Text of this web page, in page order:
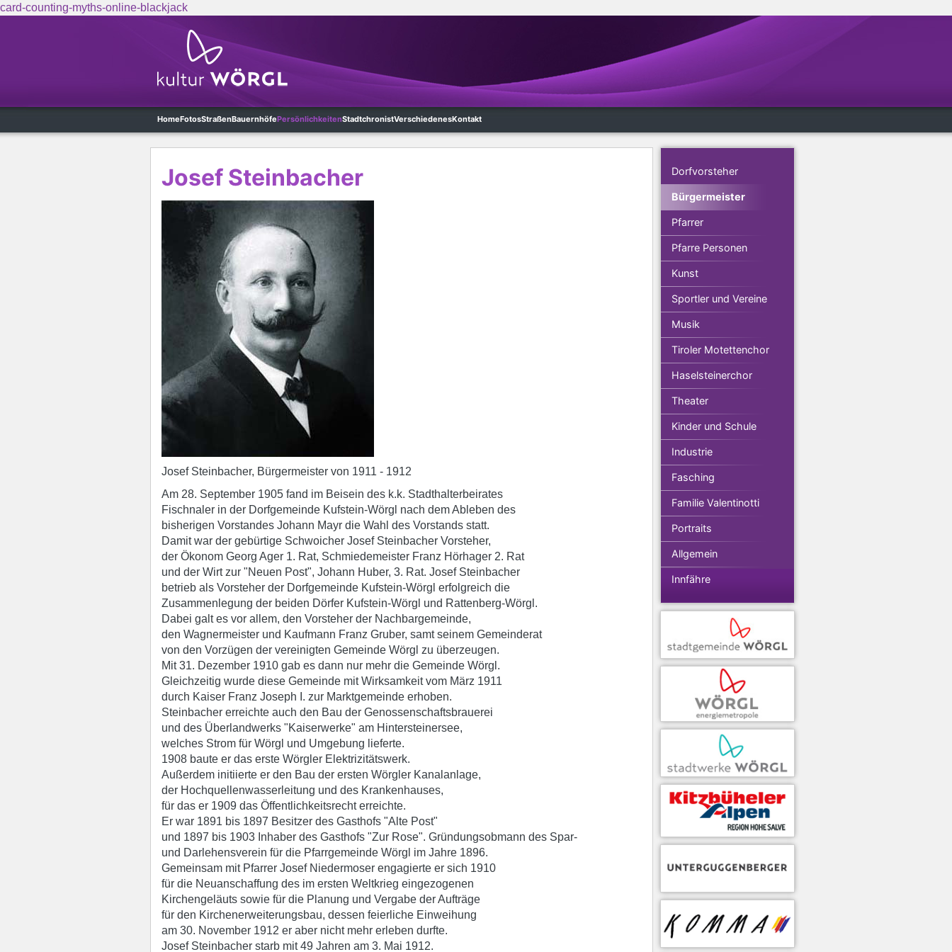
card-counting-myths-online-blackjack
HomeFotosStraßenBauernhöfePersönlichkeitenStadtchronistVerschiedenesKontakt
Josef Steinbacher
Josef Steinbacher, Bürgermeister von 1911 - 1912
Am 28. September 1905 fand im Beisein des k.k. Stadthalterbeirates
Fischnaler in der Dorfgemeinde Kufstein-Wörgl nach dem Ableben des
bisherigen Vorstandes Johann Mayr die Wahl des Vorstands statt.
Damit war der gebürtige Schwoicher Josef Steinbacher Vorsteher,
der Ökonom Georg Ager 1. Rat, Schmiedemeister Franz Hörhager 2. Rat
und der Wirt zur "Neuen Post", Johann Huber, 3. Rat. Josef Steinbacher
betrieb als Vorsteher der Dorfgemeinde Kufstein-Wörgl erfolgreich die
Zusammenlegung der beiden Dörfer Kufstein-Wörgl und Rattenberg-Wörgl.
Dabei galt es vor allem, den Vorsteher der Nachbargemeinde,
den Wagnermeister und Kaufmann Franz Gruber, samt seinem Gemeinderat
von den Vorzügen der vereinigten Gemeinde Wörgl zu überzeugen.
Mit 31. Dezember 1910 gab es dann nur mehr die Gemeinde Wörgl.
Gleichzeitig wurde diese Gemeinde mit Wirksamkeit vom März 1911
durch Kaiser Franz Joseph I. zur Marktgemeinde erhoben.
Steinbacher erreichte auch den Bau der Genossenschaftsbrauerei
und des Überlandwerks "Kaiserwerke" am Hintersteinersee,
welches Strom für Wörgl und Umgebung lieferte.
1908 baute er das erste Wörgler Elektrizitätswerk.
Außerdem initiierte er den Bau der ersten Wörgler Kanalanlage,
der Hochquellenwasserleitung und des Krankenhauses,
für das er 1909 das Öffentlichkeitsrecht erreichte.
Er war 1891 bis 1897 Besitzer des Gasthofs "Alte Post"
und 1897 bis 1903 Inhaber des Gasthofs "Zur Rose". Gründungsobmann des Spar-
und Darlehensverein für die Pfarrgemeinde Wörgl im Jahre 1896.
Gemeinsam mit Pfarrer Josef Niedermoser engagierte er sich 1910
für die Neuanschaffung des im ersten Weltkrieg eingezogenen
Kirchengeläuts sowie für die Planung und Vergabe der Aufträge
für den Kirchenerweiterungsbau, dessen feierliche Einweihung
am 30. November 1912 er aber nicht mehr erleben durfte.
Josef Steinbacher starb mit 49 Jahren am 3. Mai 1912.
Dorfvorsteher
Bürgermeister
Pfarrer
Pfarre Personen
Kunst
Sportler und Vereine
Musik
Tiroler Motettenchor
Haselsteinerchor
Theater
Kinder und Schule
Industrie
Fasching
Familie Valentinotti
Portraits
Allgemein
Innfähre